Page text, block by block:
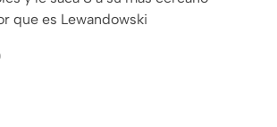
que es Lewandowski